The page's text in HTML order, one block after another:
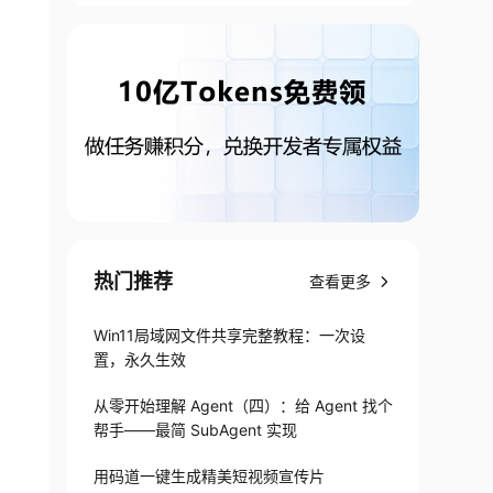
热门推荐 查看更多
Win11局域网文件共享完整教程：一次设
置，永久生效
从零开始理解 Agent（四）：给 Agent 找个
帮手——最简 SubAgent 实现
用码道一键生成精美短视频宣传片